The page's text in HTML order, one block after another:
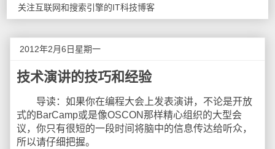
关注互联网和搜索引擎的IT科技博客
2012年2月6日星期一
技术演讲的技巧和经验
导读：如果你在编程大会上发表演讲，不论是开放
式的BarCamp或是像OSCON那样精心组织的大型会
议，你只有很短的一段时间将脑中的信息传达给听众，
所以请仔细把握。